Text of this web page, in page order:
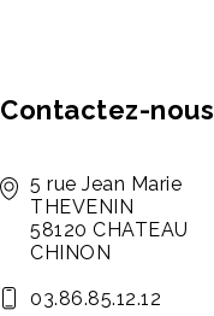
Contactez-nous
5 rue Jean Marie
THEVENIN
58120 CHATEAU
CHINON
03.86.85.12.12